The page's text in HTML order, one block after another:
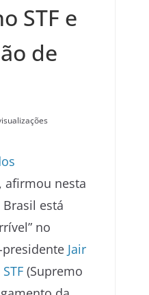
STF e
de
, afirmou nesta
está
no
Jair
STF (Supremo